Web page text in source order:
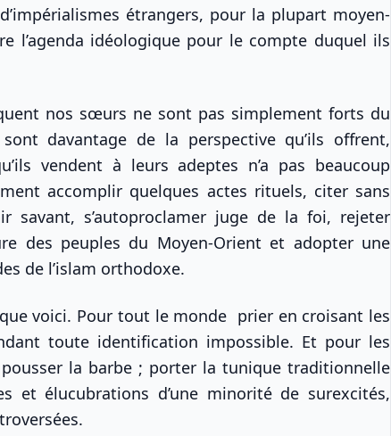
étrangers, pour la plupart moyen-
l’agenda idéologique pour le compte duquel ils
nos sœurs ne sont pas simplement forts du
davantage de la perspective qu’ils offrent,
vendent à leurs adeptes n’a pas beaucoup
accomplir quelques actes rituels, citer sans
savant, s’autoproclamer juge de la foi, rejeter
des peuples du Moyen-Orient et adopter une
de l’islam orthodoxe.
voici. Pour tout le monde prier en croisant les
toute identification impossible. Et pour les
la barbe ; porter la tunique traditionnelle
et élucubrations d’une minorité de surexcités,